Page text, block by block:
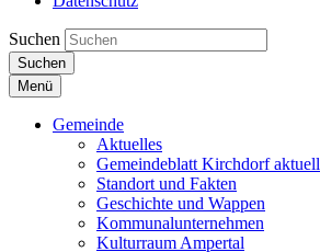
Suchen
Suchen
Menü
Gemeinde
Aktuelles
Gemeindeblatt Kirchdorf aktuell
Standort und Fakten
Geschichte und Wappen
Kommunalunternehmen
Kulturraum Ampertal